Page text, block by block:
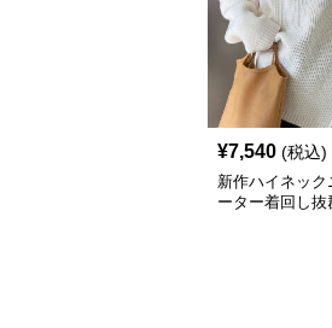
¥7,540 (税込)
新作ハイネック
ーター着回し抜